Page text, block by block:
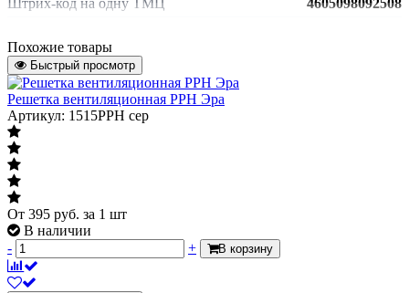
Артикул
Цвет
Тип решетки
Тип решетки
Благодаря сьемной лицевой части разъёмная
решётка позволяет без демонтажа всего
изделия производить ревизионный осмотр и
очистку вентиляционного отверстия.
Похожие товары
Быстрый просмотр
Решетка вентиляционная РРН Эра
Артикул: 1515РРН сер
От 395 руб. за 1 шт
В наличии
-
+ В корзину